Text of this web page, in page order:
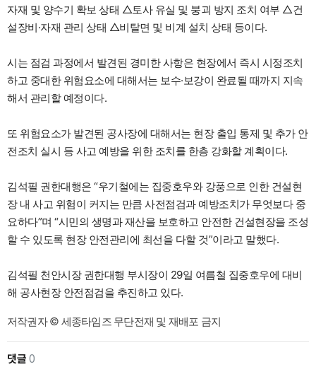
자재 및 양수기 확보 상태 △토사 유실 및 붕괴 방지 조치 여부 △건
설장비·자재 관리 상태 △비탈면 및 비계 설치 상태 등이다.
시는 점검 과정에서 발견된 경미한 사항은 현장에서 즉시 시정조치
하고 중대한 위험요소에 대해서는 보수·보강이 완료될 때까지 지속
해서 관리할 예정이다.
또 위험요소가 발견된 공사장에 대해서는 현장 출입 통제 및 추가 안
전조치 실시 등 사고 예방을 위한 조치를 한층 강화할 계획이다.
김석필 권한대행은 “우기철에는 집중호우와 강풍으로 인한 건설현
장 내 사고 위험이 커지는 만큼 사전점검과 예방조치가 무엇보다 중
요하다”며 “시민의 생명과 재산을 보호하고 안전한 건설현장을 조성
할 수 있도록 현장 안전관리에 최선을 다할 것”이라고 말했다.
김석필 천안시장 권한대행 부시장이 29일 여름철 집중호우에 대비
해 공사현장 안전점검을 추진하고 있다.
저작권자 © 세종타임즈 무단전재 및 재배포 금지
댓글0